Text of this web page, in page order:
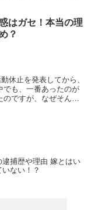
はガセ！本当の理
？
休止を発表してから、
でも、一番あったのが
のですが、なぜそんな
逮捕歴や理由 嫁とはい
ない！？